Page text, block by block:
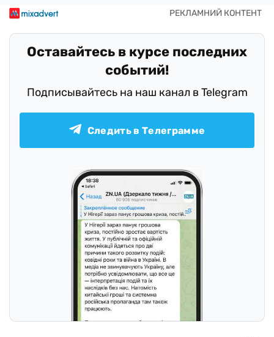
Оставайтесь в курсе последних
событий!
Подписывайтесь на наш канал в Telegram
Следить в Телеграмме